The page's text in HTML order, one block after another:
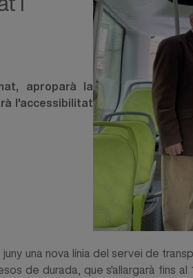
aproparà la
l'accessibilitat
una nova línia del servei de
de durada, que s'allargarà fins